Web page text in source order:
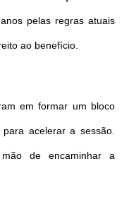
pelas regras atuais
ao benefício.
em formar um bloco
acelerar a sessão.
de encaminhar a